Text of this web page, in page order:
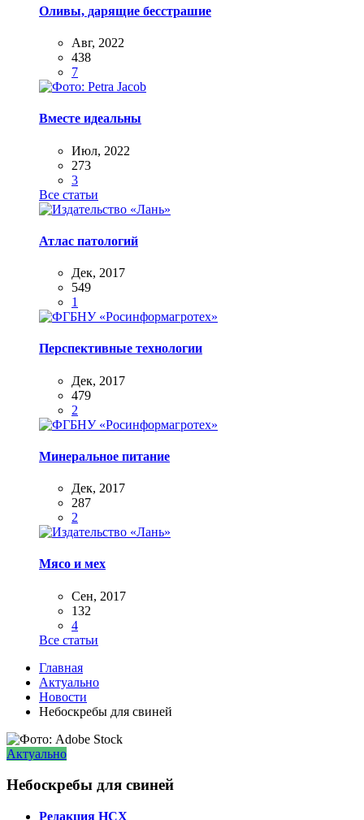
Оливы, дарящие бесстрашие
Авг, 2022
438
7
Вместе идеальны
Июл, 2022
273
3
Все статьи
Атлас патологий
Дек, 2017
549
1
Перспективные технологии
Дек, 2017
479
2
Минеральное питание
Дек, 2017
287
2
Мясо и мех
Сен, 2017
132
4
Все статьи
Главная
Актуально
Новости
Небоскребы для свиней
Актуально
Небоскребы для свиней
Редакция НСХ